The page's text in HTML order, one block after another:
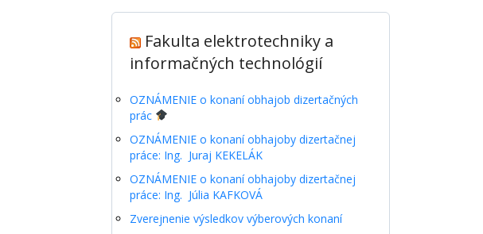
Fakulta elektrotechniky a
informačných technológií
OZNÁMENIE o konaní obhajob dizertačných
prác
OZNÁMENIE o konaní obhajoby dizertačnej
práce: Ing. Juraj KEKELÁK
OZNÁMENIE o konaní obhajoby dizertačnej
práce: Ing. Júlia KAFKOVÁ
Zverejnenie výsledkov výberových konaní